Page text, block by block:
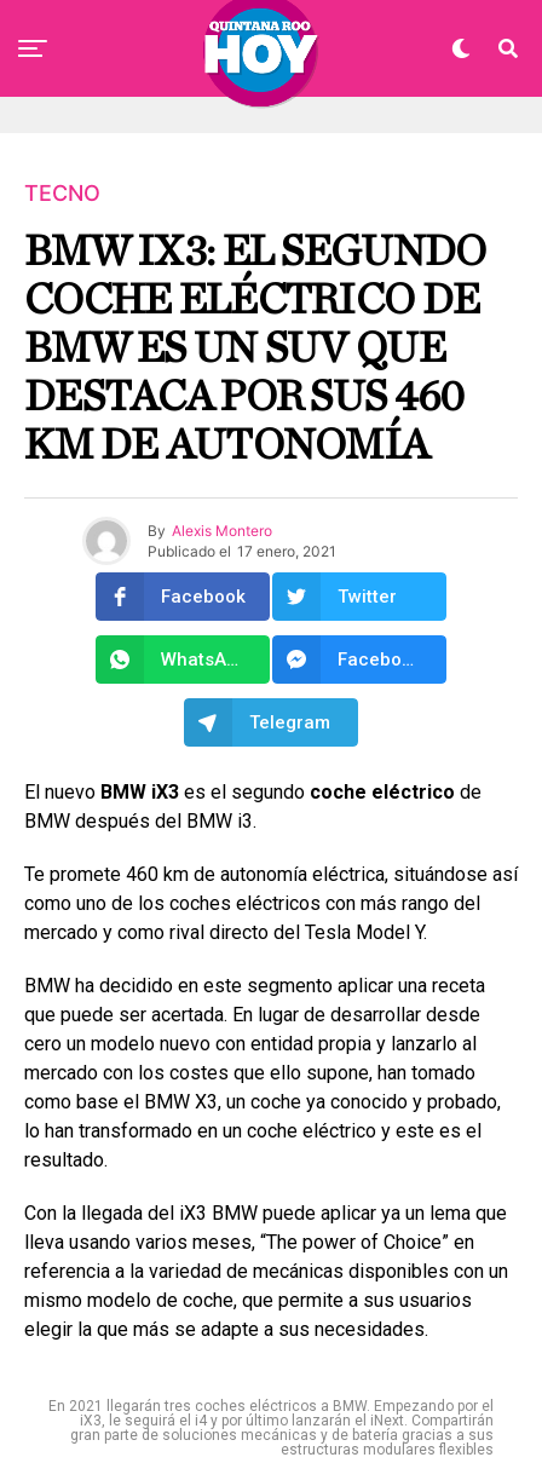
TECNO
BMW IX3: EL SEGUNDO
COCHE ELÉCTRICO DE
BMW ES UN SUV QUE
DESTACA POR SUS 460
KM DE AUTONOMÍA
By Alexis Montero
Publicado el 17 enero, 2021
Facebook Twitter
WhatsApp Facebook Messenger
Telegram
El nuevo BMW iX3 es el segundo coche eléctrico de
BMW después del BMW i3.
Te promete 460 km de autonomía eléctrica, situándose así
como uno de los coches eléctricos con más rango del
mercado y como rival directo del Tesla Model Y.
BMW ha decidido en este segmento aplicar una receta
que puede ser acertada. En lugar de desarrollar desde
cero un modelo nuevo con entidad propia y lanzarlo al
mercado con los costes que ello supone, han tomado
como base el BMW X3, un coche ya conocido y probado,
lo han transformado en un coche eléctrico y este es el
resultado.
Con la llegada del iX3 BMW puede aplicar ya un lema que
lleva usando varios meses, “The power of Choice” en
referencia a la variedad de mecánicas disponibles con un
mismo modelo de coche, que permite a sus usuarios
elegir la que más se adapte a sus necesidades.
En 2021 llegarán tres coches eléctricos a BMW. Empezando por el
iX3, le seguirá el i4 y por último lanzarán el iNext. Compartirán
gran parte de soluciones mecánicas y de batería gracias a sus
estructuras modulares flexibles